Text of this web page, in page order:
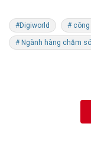
#Digiworld # công
# Ngành hàng chăm